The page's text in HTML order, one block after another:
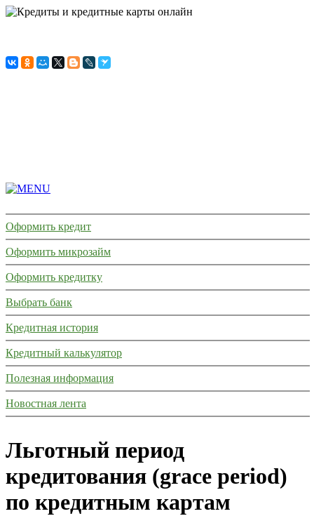
Оформить кредит
Оформить микрозайм
Оформить кредитку
Выбрать банк
Кредитная история
Кредитный калькулятор
Полезная информация
Новостная лента
Льготный период
кредитования (grace period)
по кредитным картам